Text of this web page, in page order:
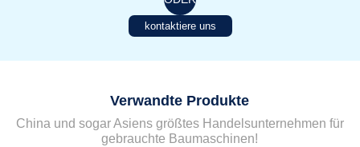
kontaktiere uns
Verwandte Produkte
China und sogar Asiens größtes Handelsunternehmen für
gebrauchte Baumaschinen!